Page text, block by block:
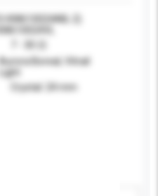
KW610024AB; 2)
Aurora Boreal, Vitrail
Light
Crystal: 24 mm